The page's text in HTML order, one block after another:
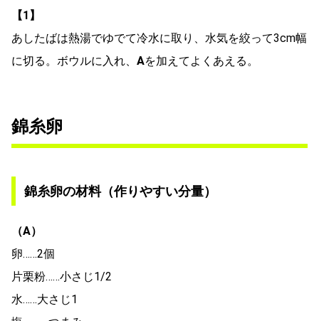
【1】
あしたばは熱湯でゆでて冷水に取り、水気を絞って3cm幅
に切る。ボウルに入れ、 Aを加えてよくあえる。
錦糸卵
錦糸卵の材料（作りやすい分量）
（A）
卵……2個
片栗粉……小さじ1/2
水……大さじ1